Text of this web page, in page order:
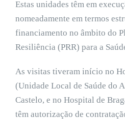
Estas unidades têm em
nomeadamente em termos
financiamento no âmbito do
Resiliência (PRR) para a
As visitas tiveram início no
(Unidade Local de Saúde do
Castelo, e no Hospital de
têm autorização de